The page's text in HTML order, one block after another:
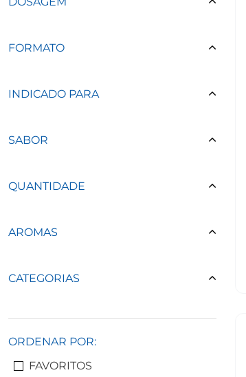
FORMATO
INDICADO PARA
SABOR
QUANTIDADE
AROMAS
CATEGORIAS
ORDENAR POR:
FAVORITOS